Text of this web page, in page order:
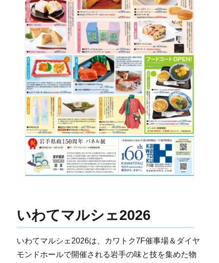
いわてマルシェ2026
いわてマルシェ2026は、カワトク7F催事場＆ダイヤ
モンドホールで開催される岩手の味と技を集めた物